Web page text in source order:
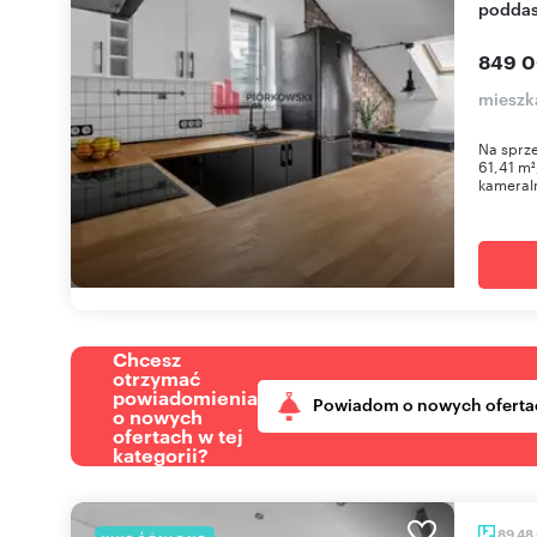
849
Na
61,41
Chcesz
otrzymać
powiadomienia
o nowych
ofertach w tej
kategorii?
Powiadom o nowych
89,48